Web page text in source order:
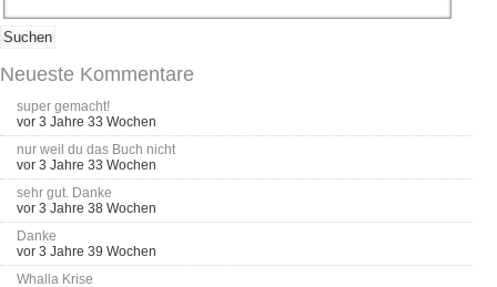
Neueste Kommentare
super gemacht!
vor 3 Jahre 33 Wochen
nur weil du das Buch nicht
vor 3 Jahre 33 Wochen
sehr gut. Danke
vor 3 Jahre 38 Wochen
Danke
vor 3 Jahre 39 Wochen
Whalla Krise